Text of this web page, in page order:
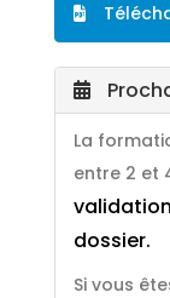
La
entre 2 et
dossier.
Si vous